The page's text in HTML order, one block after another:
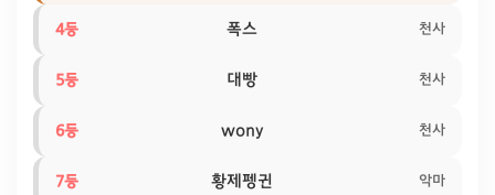
4등 폭스 천사
5등 대빵 천사
6등 wony 천사
7등 황제펭귄 악마